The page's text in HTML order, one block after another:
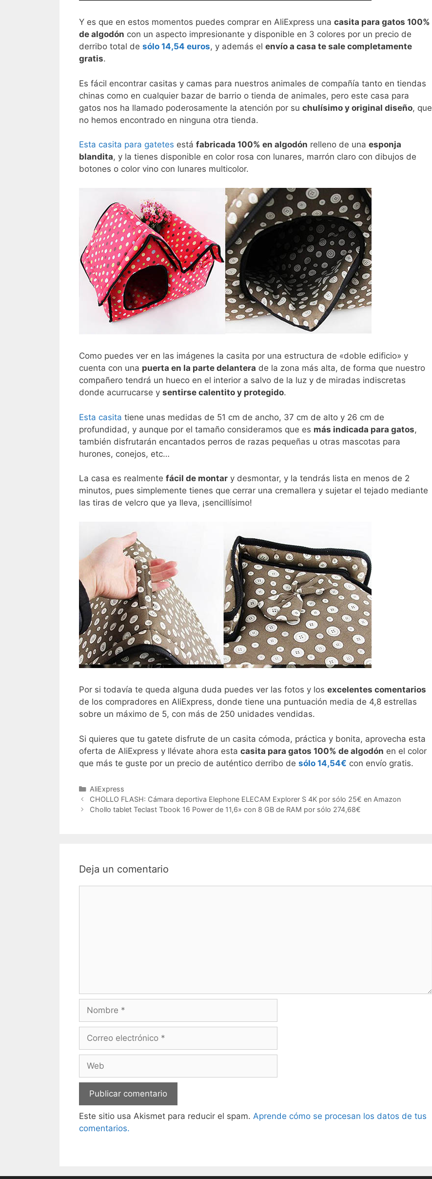
Y es que en estos momentos puedes comprar en AliExpress una casita para gatos 100%
de algodón con un aspecto impresionante y disponible en 3 colores por un precio de
derribo total de sólo 14,54 euros, y además el envío a casa te sale completamente
gratis.
Es fácil encontrar casitas y camas para nuestros animales de compañía tanto en tiendas
chinas como en cualquier bazar de barrio o tienda de animales, pero este casa para
gatos nos ha llamado poderosamente la atención por su chulísimo y original diseño, que
no hemos encontrado en ninguna otra tienda.
Esta casita para gatetes está fabricada 100% en algodón relleno de una esponja
blandita, y la tienes disponible en color rosa con lunares, marrón claro con dibujos de
botones o color vino con lunares multicolor.
Como puedes ver en las imágenes la casita por una estructura de «doble edificio» y
cuenta con una puerta en la parte delantera de la zona más alta, de forma que nuestro
compañero tendrá un hueco en el interior a salvo de la luz y de miradas indiscretas
donde acurrucarse y sentirse calentito y protegido.
Esta casita tiene unas medidas de 51 cm de ancho, 37 cm de alto y 26 cm de
profundidad, y aunque por el tamaño consideramos que es más indicada para gatos,
también disfrutarán encantados perros de razas pequeñas u otras mascotas para
hurones, conejos, etc…
La casa es realmente fácil de montar y desmontar, y la tendrás lista en menos de 2
minutos, pues simplemente tienes que cerrar una cremallera y sujetar el tejado mediante
las tiras de velcro que ya lleva, ¡sencillísimo!
Por si todavía te queda alguna duda puedes ver las fotos y los excelentes comentarios
de los compradores en AliExpress, donde tiene una puntuación media de 4,8 estrellas
sobre un máximo de 5, con más de 250 unidades vendidas.
Si quieres que tu gatete disfrute de un casita cómoda, práctica y bonita, aprovecha esta
oferta de AliExpress y llévate ahora esta casita para gatos 100% de algodón en el color
que más te guste por un precio de auténtico derribo de sólo 14,54€ con envío gratis.
Categorías
AliExpress
CHOLLO FLASH: Cámara deportiva Elephone ELECAM Explorer S 4K por sólo 25€ en Amazon
Chollo tablet Teclast Tbook 16 Power de 11,6» con 8 GB de RAM por sólo 274,68€
Deja un comentario
electrónico
Este sitio usa Akismet para reducir el spam. Aprende cómo se procesan los datos de tus
comentarios.